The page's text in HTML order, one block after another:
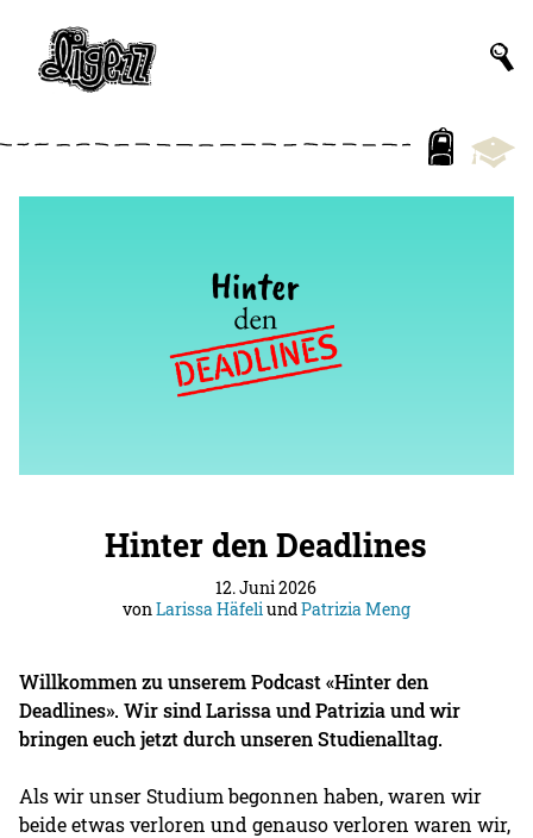
Hinter den Deadlines
12. Juni 2026
vonLarissa HäfeliundPatrizia Meng
Willkommen zu unserem Podcast «Hinter den
Deadlines». Wir sind Larissa und Patrizia und wir
bringen euch jetzt durch unseren Studienalltag.
Als wir unser Studium begonnen haben, waren wir
beide etwas verloren und genauso verloren waren wir,